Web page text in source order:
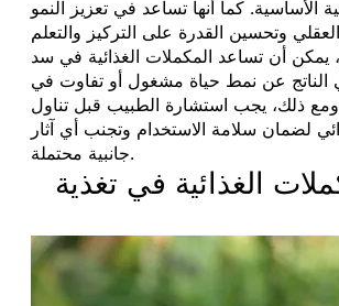
الأساسية. كما أنها تساعد في تعزيز النمو
أن تساعد المكملات الغذائية في سد
الناتج عن نمط حياة مشغول أو تفاوت في
ومع ذلك، يجب استشارة الطبيب قبل تناول
لضمان سلامة الاستخدام وتجنب أي آثار
جانبية محتملة.
الغذائية في تغذية